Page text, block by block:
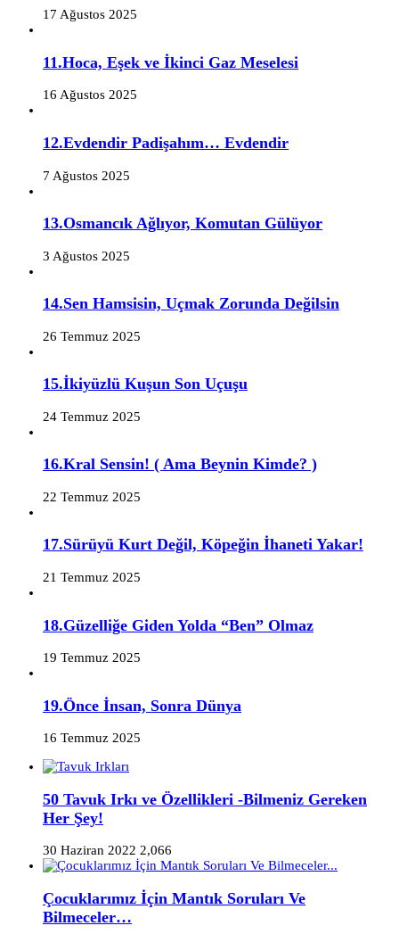
17 Ağustos 2025
11.Hoca, Eşek ve İkinci Gaz Meselesi
16 Ağustos 2025
12.Evdendir Padişahım… Evdendir
7 Ağustos 2025
13.Osmancık Ağlıyor, Komutan Gülüyor
3 Ağustos 2025
14.Sen Hamsisin, Uçmak Zorunda Değilsin
26 Temmuz 2025
15.İkiyüzlü Kuşun Son Uçuşu
24 Temmuz 2025
16.Kral Sensin! ( Ama Beynin Kimde? )
22 Temmuz 2025
17.Sürüyü Kurt Değil, Köpeğin İhaneti Yakar!
21 Temmuz 2025
18.Güzelliğe Giden Yolda “Ben” Olmaz
19 Temmuz 2025
19.Önce İnsan, Sonra Dünya
16 Temmuz 2025
50 Tavuk Irkı ve Özellikleri -Bilmeniz Gereken
Her Şey!
30 Haziran 2022 2,066
Çocuklarımız İçin Mantık Soruları Ve
Bilmeceler…